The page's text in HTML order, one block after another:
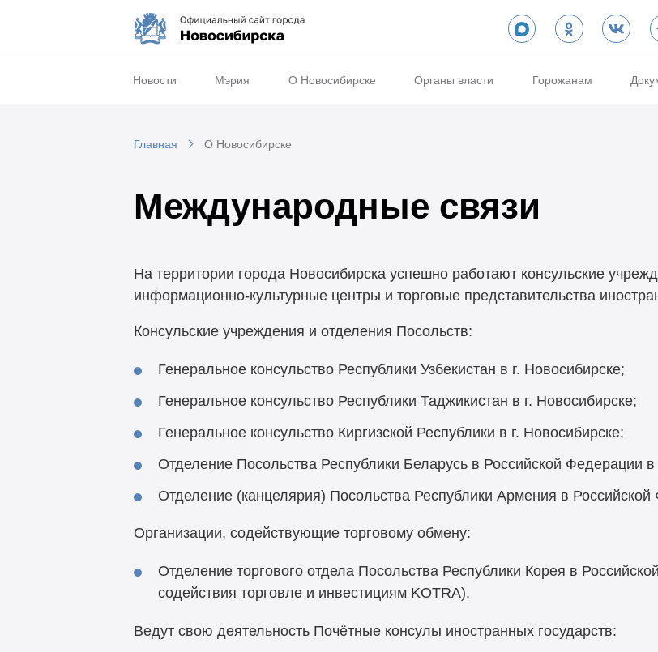
Новости Мэрия О Новосибирске Органы власти Горожанам
Главная О Новосибирске
Международные связи
На территории города Новосибирска успешно работают консульские
информационно-культурные центры и торговые представительства
Консульские учреждения и отделения Посольств:
Генеральное консульство Республики Узбекистан в г. Новосибирске;
Генеральное консульство Республики Таджикистан в г. Новосибирске;
Генеральное консульство Киргизской Республики в г. Новосибирске;
Отделение Посольства Республики Беларусь в Российской Федерации в
Отделение (канцелярия) Посольства Республики Армения в
Организации, содействующие торговому обмену:
Отделение торгового отдела Посольства Республики Корея в
содействия торговле и инвестициям KOTRA).
Ведут свою деятельность Почётные консулы иностранных государств: